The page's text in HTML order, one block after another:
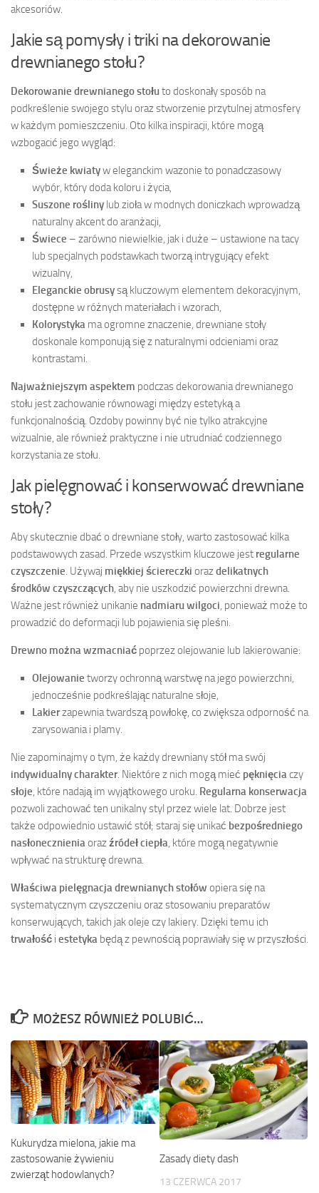
akcesoriów.
Jakie są pomysły i triki na dekorowanie
drewnianego stołu?
Dekorowanie drewnianego stołuto doskonały sposób na
podkreślenie swojego stylu oraz stworzenie przytulnej atmosfery
w każdym pomieszczeniu. Oto kilka inspiracji, które mogą
wzbogacić jego wygląd:
Świeże kwiatyw eleganckim wazonie to ponadczasowy
wybór, który doda koloru i życia,
Suszone rośliny lub zioła w modnych doniczkach wprowadzą
naturalny akcent do aranżacji,
Świece – zarówno niewielkie, jak i duże – ustawione na tacy
lub specjalnych podstawkach tworzą intrygujący efekt
wizualny,
Eleganckie obrusysą kluczowym elementem dekoracyjnym,
dostępne w różnych materiałach i wzorach,
Kolorystyka ma ogromne znaczenie, drewniane stoły
doskonale komponują się z naturalnymi odcieniami oraz
kontrastami.
Najważniejszym aspektem podczas dekorowania drewnianego
stołu jest zachowanie równowagi między estetyką a
funkcjonalnością. Ozdoby powinny być nie tylko atrakcyjne
wizualnie, ale również praktyczne i nie utrudniać codziennego
korzystania ze stołu.
Jak pielęgnować i konserwować drewniane
stoły?
Aby skutecznie dbać o drewniane stoły, warto zastosować kilka
podstawowych zasad. Przede wszystkim kluczowe jest regularne
czyszczenie. Używaj miękkiej ściereczki orazdelikatnych
środków czyszczących, aby nie uszkodzić powierzchni drewna.
Ważne jest również unikanie nadmiaru wilgoci, ponieważ może to
prowadzić do deformacji lub pojawienia się pleśni.
Drewno można wzmacniać poprzez olejowanie lub lakierowanie:
Olejowanie tworzy ochronną warstwę na jego powierzchni,
jednocześnie podkreślając naturalne słoje,
Lakierzapewnia twardszą powłokę, co zwiększa odporność na
zarysowania i plamy.
Nie zapominajmy o tym, że każdy drewniany stół ma swój
indywidualny charakter. Niektóre z nich mogą mieć pęknięciaczy
słoje, które nadają im wyjątkowego uroku. Regularna konserwacja
pozwoli zachować ten unikalny styl przez wiele lat. Dobrze jest
także odpowiednio ustawić stół; staraj się unikać bezpośredniego
nasłonecznieniaorazźródeł ciepła, które mogą negatywnie
wpływać na strukturę drewna.
Właściwa pielęgnacja drewnianych stołów opiera się na
systematycznym czyszczeniu oraz stosowaniu preparatów
konserwujących, takich jak oleje czy lakiery. Dzięki temu ich
trwałość i estetyka będą z pewnością poprawiały się w przyszłości.
MOŻESZ RÓWNIEŻ POLUBIĆ…
Kukurydza mielona, jakie ma
zastosowanie żywieniu
zwierząt hodowlanych?
Zasady diety dash
13 CZERWCA 2017